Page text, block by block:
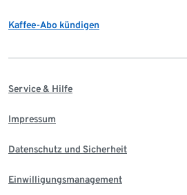
Kaffee-Abo kündigen
Service & Hilfe
Impressum
Datenschutz und Sicherheit
Einwilligungsmanagement